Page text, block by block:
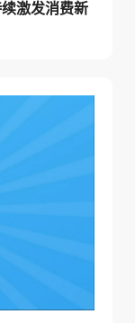
激发消费新